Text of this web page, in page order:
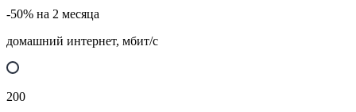
-50% на 2 месяца
домашний интернет, мбит/с
200